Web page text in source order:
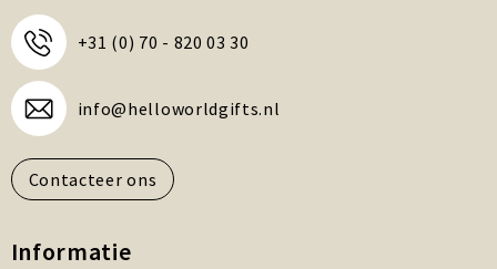
+31 (0) 70 - 820 03 30
info@helloworldgifts.nl
Contacteer ons
Informatie